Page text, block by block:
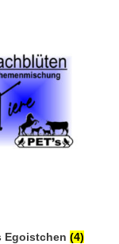
Egoistchen(4)